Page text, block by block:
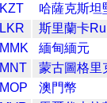
KZT
哈薩克斯坦
LKR
斯里蘭卡
MMK
緬甸緬元
MNT
蒙古圖格里
MOP
澳門幣